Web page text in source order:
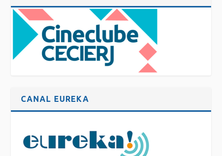
CANAL EUREKA